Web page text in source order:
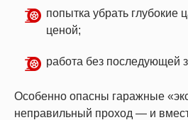
попытка убрать глубокие
ценой;
работа без последующей
Особенно опасны гаражные
неправильный проход — и